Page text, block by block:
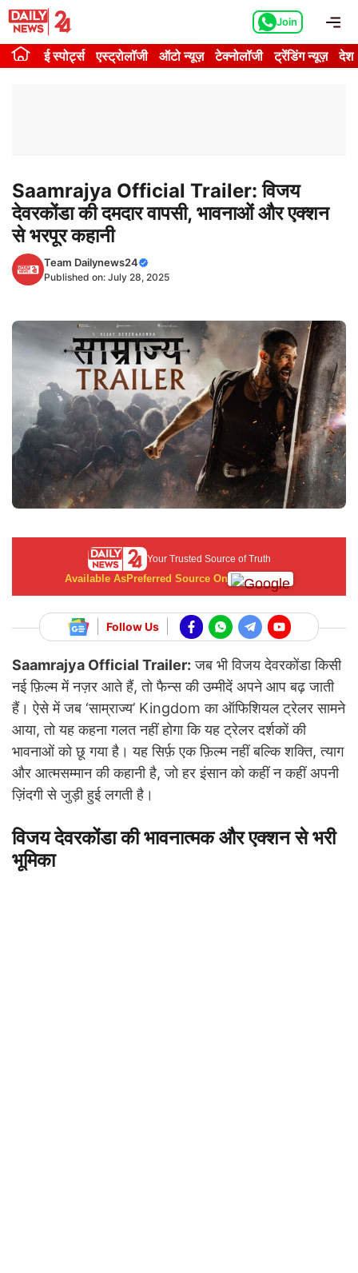
Skip
content
Join
ई स्पोर्ट्स एस्ट्रोलॉजी ऑटो न्यूज़ टेक्नोलॉजी ट्रेंडिंग न्यूज़ देश
Saamrajya Official Trailer: विजय
देवरकोंडा की दमदार वापसी, भावनाओं और एक्शन
से भरपूर कहानी
Team Dailynews24
Published on: July 28, 2025
Your Trusted Source of Truth
Available AsPreferred Source On
Follow Us
Saamrajya Official Trailer: जब भी विजय देवरकोंडा किसी
नई फ़िल्म में नज़र आते हैं, तो फैन्स की उम्मीदें अपने आप बढ़ जाती
हैं। ऐसे में जब ‘साम्राज्य’ Kingdom का ऑफिशियल ट्रेलर सामने
आया, तो यह कहना गलत नहीं होगा कि यह ट्रेलर दर्शकों की
भावनाओं को छू गया है। यह सिर्फ़ एक फ़िल्म नहीं बल्कि शक्ति, त्याग
और आत्मसम्मान की कहानी है, जो हर इंसान को कहीं न कहीं अपनी
ज़िंदगी से जुड़ी हुई लगती है।
विजय देवरकोंडा की भावनात्मक और एक्शन से भरी
भूमिका